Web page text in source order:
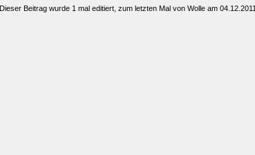
Dieser Beitrag wurde 1 mal editiert, zum letzten Mal von Wolle am 04.12.2011